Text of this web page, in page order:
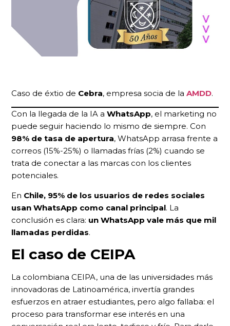
Caso de éxtio de Cebra, empresa socia de la AMDD.
Con la llegada de la IA a WhatsApp, el marketing no
puede seguir haciendo lo mismo de siempre. Con
98% de tasa de apertura, WhatsApp arrasa frente a
correos (15%-25%) o llamadas frías (2%) cuando se
trata de conectar a las marcas con los clientes
potenciales.
En Chile, 95% de los usuarios de redes sociales
usan WhatsApp como canal principal. La
conclusión es clara: un WhatsApp vale más que mil
llamadas perdidas.
El caso de CEIPA
La colombiana CEIPA, una de las universidades más
innovadoras de Latinoamérica, invertía grandes
esfuerzos en atraer estudiantes, pero algo fallaba: el
proceso para transformar ese interés en una